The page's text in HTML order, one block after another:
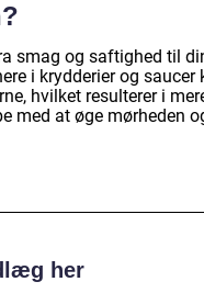
smag og saftighed til
i krydderier og saucer
hvilket resulterer i
med at øge mørheden
her